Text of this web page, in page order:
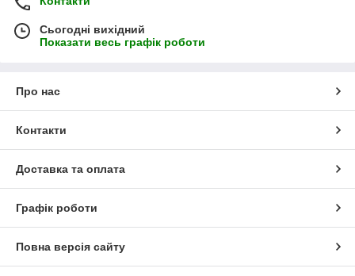
Сьогодні вихідний
Показати весь графік роботи
Про нас
Контакти
Доставка та оплата
Графік роботи
Повна версія сайту